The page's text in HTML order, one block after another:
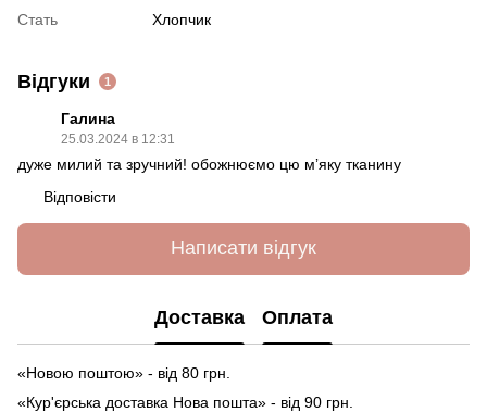
Стать
Хлопчик
Відгуки 1
Галина
25.03.2024 в 12:31
дуже милий та зручний! обожнюємо цю мʼяку тканину
Відповісти
Написати відгук
Доставка Оплата
«Новою поштою» - від 80 грн.
«Кур'єрська доставка Нова пошта» - від 90 грн.